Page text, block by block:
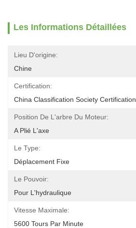
Les Informations Détaillées
Lieu D'origine:
Chine
Certification:
China Classification Society Certification
Position De L'arbre Du Moteur:
A Plié L'axe
Le Type:
Déplacement Fixe
Le Pouvoir:
Pour L'hydraulique
Vitesse Maximale:
5600 Tours Par Minute